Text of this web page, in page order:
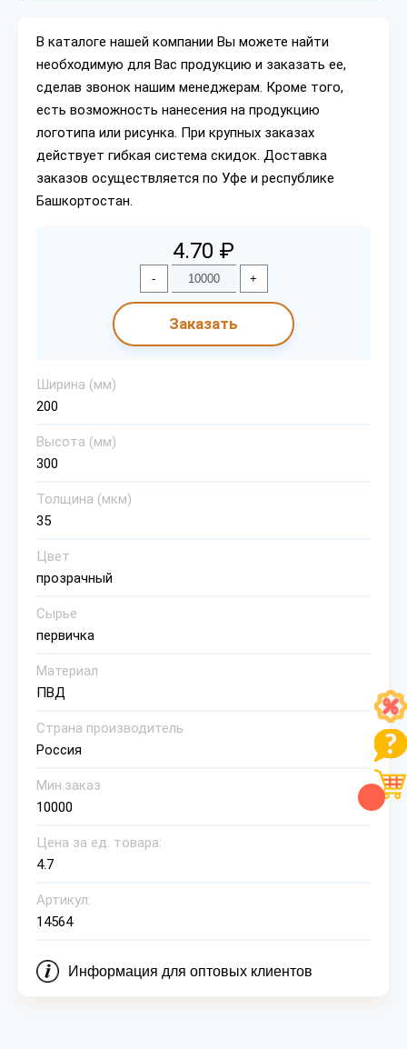
В каталоге нашей компании Вы можете найти
необходимую для Вас продукцию и заказать ее,
сделав звонок нашим менеджерам. Кроме того,
есть возможность нанесения на продукцию
логотипа или рисунка. При крупных заказах
действует гибкая система скидок. Доставка
заказов осуществляется по Уфе и республике
Башкортостан.
4.70 ₽
- +
Заказать
Ширина (мм)
200
Высота (мм)
300
Толщина (мкм)
35
Цвет
прозрачный
Сырье
первичка
Материал
ПВД
Страна производитель
Россия
Мин.заказ
10000
Цена за ед. товара:
4.7
Артикул:
14564
Информация для оптовых клиентов